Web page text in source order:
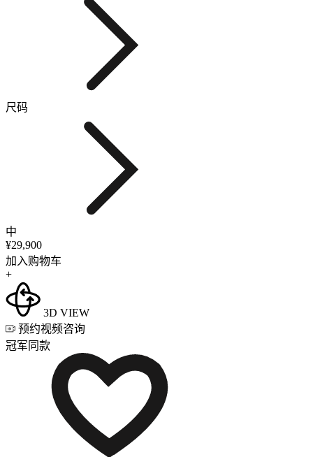
尺码
中
¥29,900
加入购物车
+
3D VIEW
预约视频咨询
冠军同款